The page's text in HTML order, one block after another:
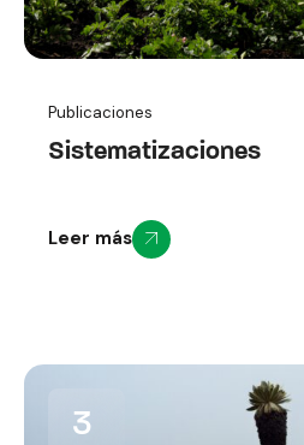
Publicaciones
Sistematizaciones
Leer más
3